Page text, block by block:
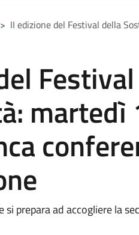
> II edizione del Festival della
martedì
si prepara ad accogliere la